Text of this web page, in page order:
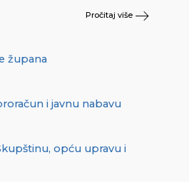
Pročitaj više
župana
i javnu nabavu
opću upravu i